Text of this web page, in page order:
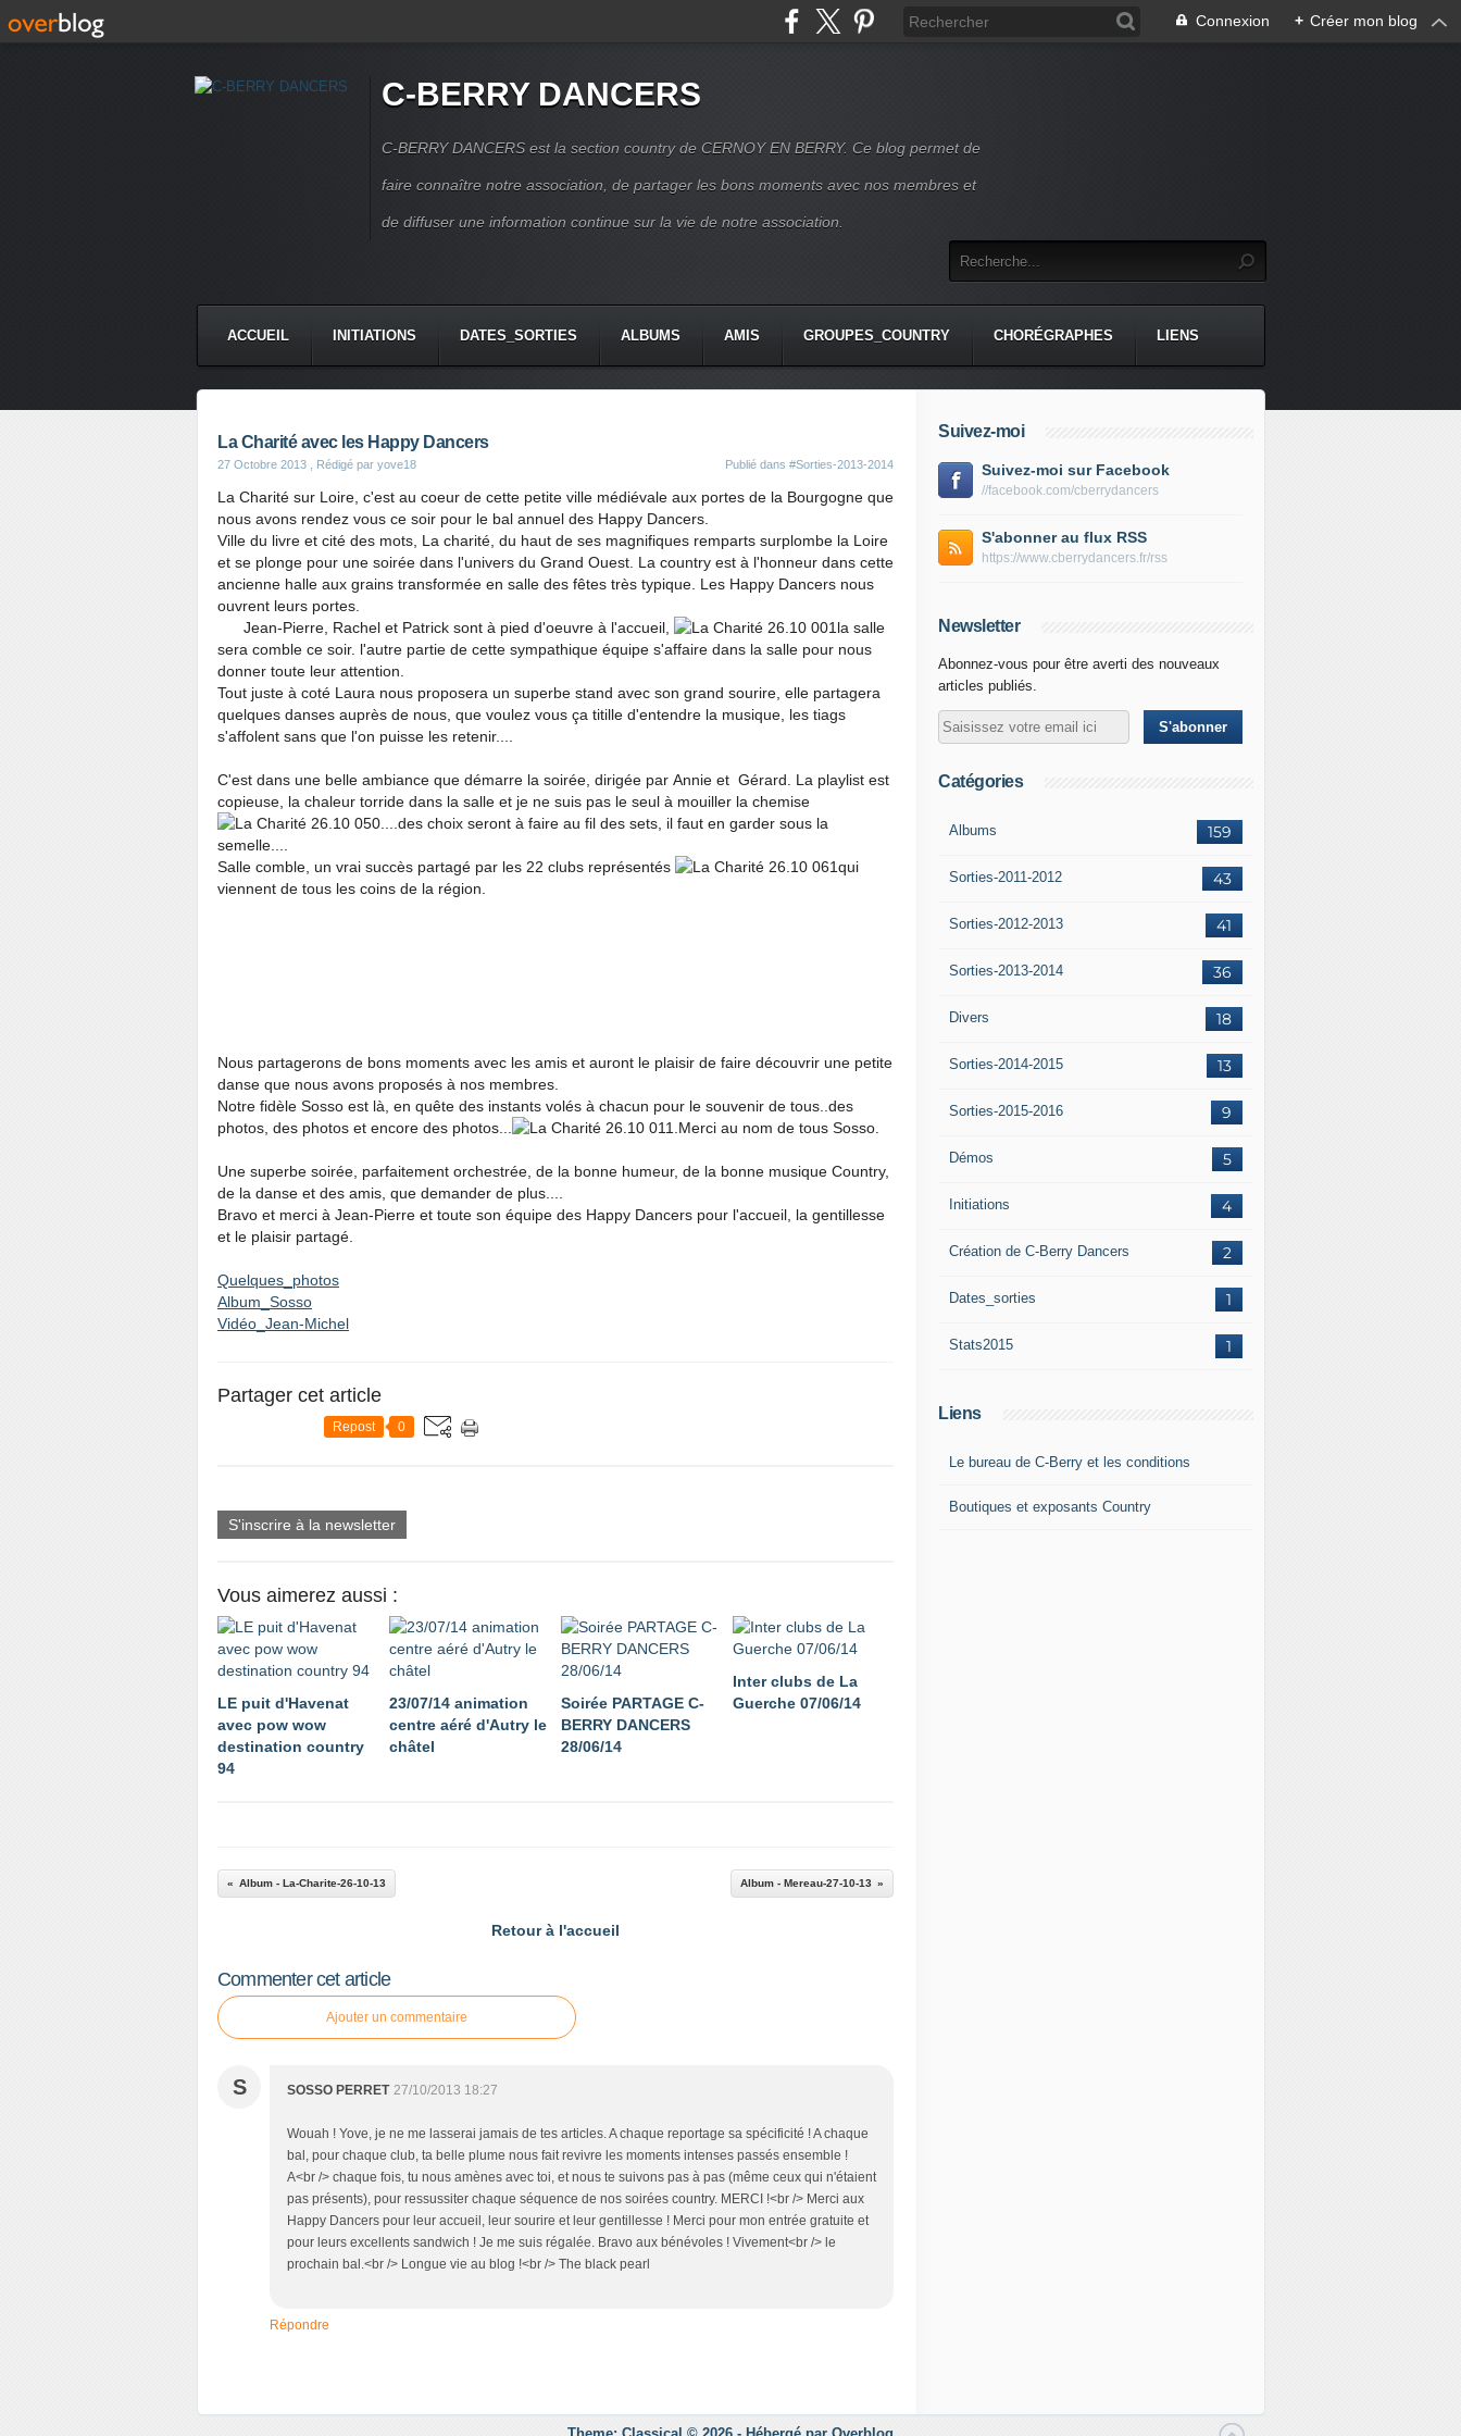
Connexion + Créer mon blog
C-BERRY DANCERS
C-BERRY DANCERS est la section country de CERNOY EN BERRY. Ce blog permet de
faire connaître notre association, de partager les bons moments avec nos membres et
de diffuser une information continue sur la vie de notre association.
ACCUEIL INITIATIONS DATES_SORTIES ALBUMS AMIS GROUPES_COUNTRY CHORÉGRAPHES LIENS
La Charité avec les Happy Dancers
27 Octobre 2013 , Rédigé par yove18 Publié dans #Sorties-2013-2014
La Charité sur Loire, c'est au coeur de cette petite ville médiévale aux portes de la Bourgogne que
nous avons rendez vous ce soir pour le bal annuel des Happy Dancers.
Ville du livre et cité des mots, La charité, du haut de ses magnifiques remparts surplombe la Loire
et se plonge pour une soirée dans l'univers du Grand Ouest. La country est à l'honneur dans cette
ancienne halle aux grains transformée en salle des fêtes très typique. Les Happy Dancers nous
ouvrent leurs portes.
Jean-Pierre, Rachel et Patrick sont à pied d'oeuvre à l'accueil,
la salle
sera comble ce soir. l'autre partie de cette sympathique équipe s'affaire dans la salle pour nous
donner toute leur attention.
Tout juste à coté Laura nous proposera un superbe stand avec son grand sourire, elle partagera
quelques danses auprès de nous, que voulez vous ça titille d'entendre la musique, les tiags
s'affolent sans que l'on puisse les retenir....
C'est dans une belle ambiance que démarre la soirée, dirigée par Annie et Gérard. La playlist est
copieuse, la chaleur torride dans la salle et je ne suis pas le seul à mouiller la chemise
....des choix seront à faire au fil des sets, il faut en garder sous la
semelle....
Salle comble, un vrai succès partagé par les 22 clubs représentés
qui
viennent de tous les coins de la région.
Nous partagerons de bons moments avec les amis et auront le plaisir de faire découvrir une petite
danse que nous avons proposés à nos membres.
Notre fidèle Sosso est là, en quête des instants volés à chacun pour le souvenir de tous..des
photos, des photos et encore des photos...
.Merci au nom de tous Sosso.
Une superbe soirée, parfaitement orchestrée, de la bonne humeur, de la bonne musique Country,
de la danse et des amis, que demander de plus....
Bravo et merci à Jean-Pierre et toute son équipe des Happy Dancers pour l'accueil, la gentillesse
et le plaisir partagé.
Quelques_photos
Album_Sosso
Vidéo_Jean-Michel
Partager cet article
Repost 0
S'inscrire à la newsletter
Vous aimerez aussi :
LE puit d'Havenat
avec pow wow
destination country
94
23/07/14 animation
centre aéré d'Autry le
châtel
Soirée PARTAGE C-
BERRY DANCERS
28/06/14
Inter clubs de La
Guerche 07/06/14
Album - La-Charite-26-10-13 Album - Mereau-27-10-13
Retour à l'accueil
Commenter cet article
Ajouter un commentaire
S SOSSO PERRET 27/10/2013 18:27
Wouah ! Yove, je ne me lasserai jamais de tes articles. A chaque reportage sa spécificité ! A chaque
bal, pour chaque club, ta belle plume nous fait revivre les moments intenses passés ensemble !
A<br /> chaque fois, tu nous amènes avec toi, et nous te suivons pas à pas (même ceux qui n'étaient
pas présents), pour ressussiter chaque séquence de nos soirées country. MERCI !<br /> Merci aux
Happy Dancers pour leur accueil, leur sourire et leur gentillesse ! Merci pour mon entrée gratuite et
pour leurs excellents sandwich ! Je me suis régalée. Bravo aux bénévoles ! Vivement<br /> le
prochain bal.<br /> Longue vie au blog !<br /> The black pearl
Répondre
Suivez-moi
Suivez-moi sur Facebook
//facebook.com/cberrydancers
S'abonner au flux RSS
https://www.cberrydancers.fr/rss
Newsletter
Abonnez-vous pour être averti des nouveaux
articles publiés.
Catégories
159
Albums
43
Sorties-2011-2012
41
Sorties-2012-2013
36
Sorties-2013-2014
18
Divers
13
Sorties-2014-2015
9
Sorties-2015-2016
5
Démos
4
Initiations
2
Création de C-Berry Dancers
1
Dates_sorties
1
Stats2015
Liens
Le bureau de C-Berry et les conditions
Boutiques et exposants Country